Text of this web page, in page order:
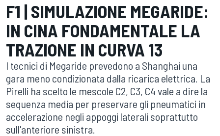
F1 | SIMULAZIONE MEGARIDE:
IN CINA FONDAMENTALE LA
TRAZIONE IN CURVA 13
I tecnici di Megaride prevedono a Shanghai una
gara meno condizionata dalla ricarica elettrica. La
Pirelli ha scelto le mescole C2, C3, C4 vale a dire la
sequenza media per preservare gli pneumatici in
accelerazione negli appoggi laterali soprattutto
sull'anteriore sinistra.